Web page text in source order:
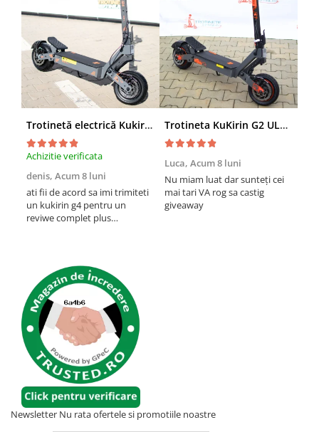
Trotinetă electrică Kukirin G4 (2026) motor 2000 W, viteză maximă 70 km/h, baterie cu litiu 60 V 20 Ah, anvelope de 11 inchi
Achizitie verificata
denis, Acum 8 luni
ati fii de acord sa imi trimiteti
un kukirin g4 pentru un
reviwe complet plus
Trotineta KuKirin G2 ULTRA (2026), 2 Motoare, 48v 18ah, Viteza 55 km/h, 1.600w, NEGRU+PORTOCALIU
Luca, Acum 8 luni
Nu miam luat dar sunteți cei
mai tari VA rog sa castig
giveaway
Newsletter Nu rata ofertele si promotiile noastre